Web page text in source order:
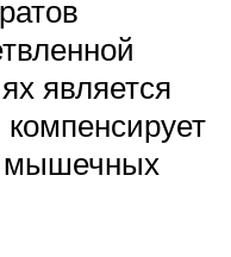
является
мышечных